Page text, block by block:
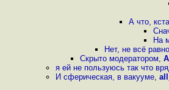
А что,
На
Нет, не всё
Скрыто модератором,
я ей не пользуюсь так что
И сферическая, в вакууме,